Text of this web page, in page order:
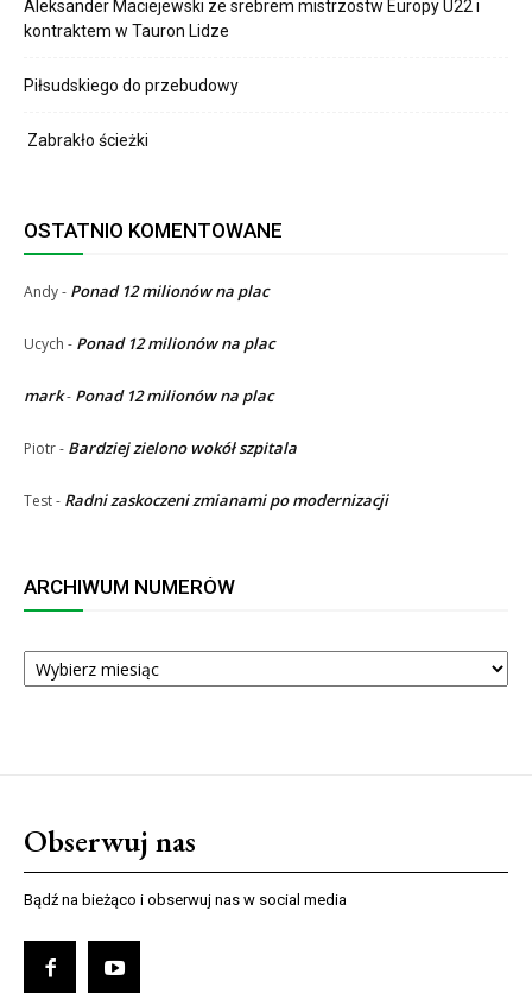
Aleksander Maciejewski ze srebrem mistrzostw Europy U22 i
kontraktem w Tauron Lidze
Piłsudskiego do przebudowy
Zabrakło ścieżki
OSTATNIO KOMENTOWANE
Andy- Ponad 12 milionów na plac
Ucych - Ponad 12 milionów na plac
mark- Ponad 12 milionów na plac
Piotr- Bardziej zielono wokół szpitala
Test- Radni zaskoczeni zmianami po modernizacji
ARCHIWUM NUMERÓW
ARCHIWUM
NUMERÓW
Obserwuj nas
Bądź na bieżąco i obserwuj nas w social media